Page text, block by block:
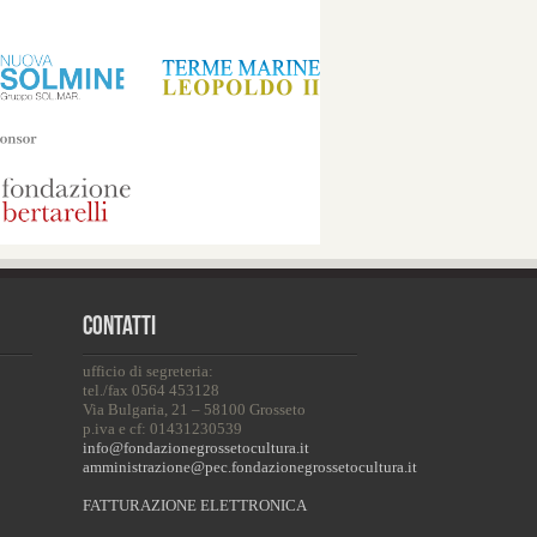
Contatti
ufficio di segreteria:
tel./fax 0564 453128
Via Bulgaria, 21 – 58100 Grosseto
p.iva e cf: 01431230539
info@fondazionegrossetocultura.it
amministrazione@pec.fondazionegrossetocultura.it
FATTURAZIONE ELETTRONICA